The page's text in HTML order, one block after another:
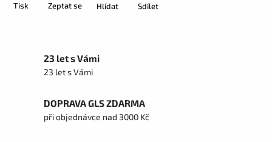
Tisk Zeptat se Hlídat Sdílet
23 let s Vámi
23 let s Vámi
DOPRAVA GLS ZDARMA
při objednávce nad 3000 Kč